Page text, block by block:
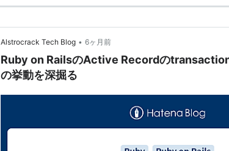
Alstrocrack Tech Blog • 6ヶ月前
Ruby on RailsのActive Recordの
の挙動を深掘る